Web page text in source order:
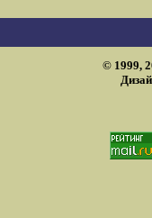
© 1999,